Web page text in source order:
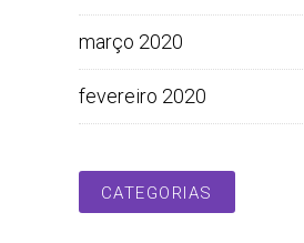
março 2020
fevereiro 2020
CATEGORIAS